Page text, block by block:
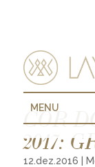
MENU
COR
2017:
12.dez.2016